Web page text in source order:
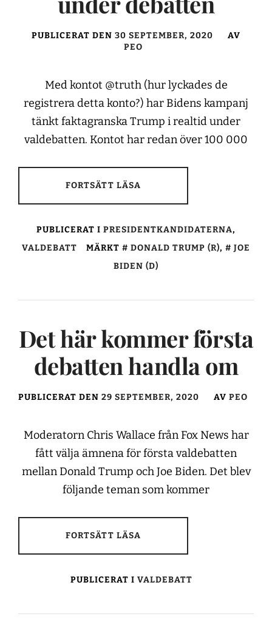
PUBLICERAT DEN 30 SEPTEMBER, 2020
AV
PEO
Med kontot @truth (hur lyckades de
registrera detta konto?) har Bidens kampanj
tänkt faktagranska Trump i realtid under
valdebatten. Kontot har redan över 100 000
FORTSÄTT LÄSA
PUBLICERAT I PRESIDENTKANDIDATERNA,
VALDEBATT
MÄRKT DONALD TRUMP (R),
JOE
BIDEN (D)
Det här kommer första
debatten handla om
PUBLICERAT DEN 29 SEPTEMBER, 2020 AV PEO
Moderatorn Chris Wallace från Fox News har
fått välja ämnena för första valdebatten
mellan Donald Trump och Joe Biden. Det blev
följande teman som kommer
FORTSÄTT LÄSA
PUBLICERAT I VALDEBATT